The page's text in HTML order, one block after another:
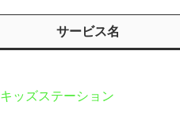
サービス名
キッズステーション